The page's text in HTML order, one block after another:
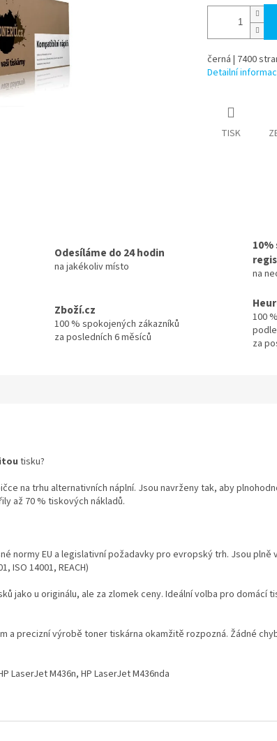
černá | 7400
Detailní
TISK
Odesíláme do 24 hodin
na jakékoliv místo
na
Zboží.cz
100 % spokojených zákazníků
za posledních 6 měsíců
100
za
tisku?
na trhu alternativních náplní. Jsou navrženy tak, aby
až 70 % tiskových nákladů.
normy EU a legislativní požadavky pro evropský trh. Jsou plně
ISO 14001, REACH)
jako u originálu, ale za zlomek ceny. Ideální volba pro domácí
a precizní výrobě toner tiskárna okamžitě rozpozná. Žádné
LaserJet M436n, HP LaserJet M436nda